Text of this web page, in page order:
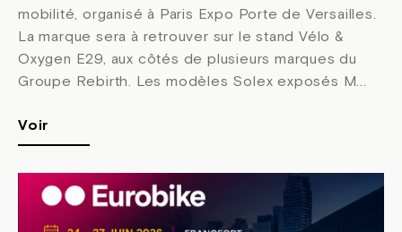
mobilité, organisé à Paris Expo Porte de Versailles.
La marque sera à retrouver sur le stand Vélo &
Oxygen E29, aux côtés de plusieurs marques du
Groupe Rebirth. Les modèles Solex exposés M...
Voir